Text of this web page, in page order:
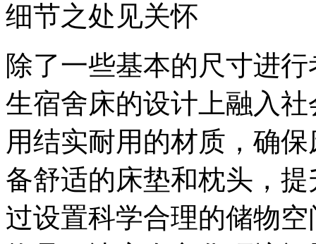
细节之处见关怀
除了一些基本的尺寸进
生宿舍床的设计上融入
用结实耐用的材质，确
备舒适的床垫和枕头，
过设置科学合理的储物